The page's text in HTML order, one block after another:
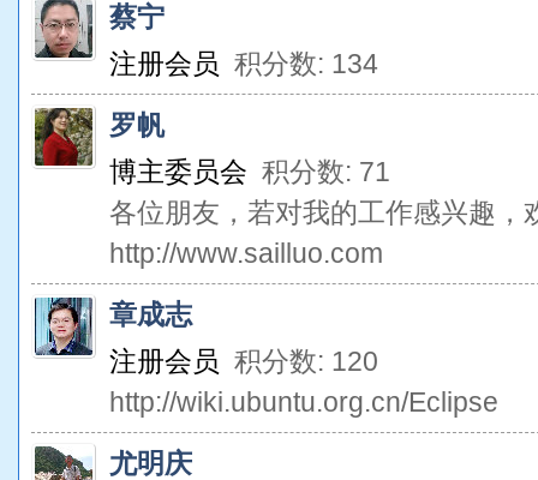
蔡宁
注册会员 积分数: 134
罗帆
博主委员会 积分数: 71
各位朋友，若对我的工作感兴趣，
http://www.sailluo.com
章成志
注册会员 积分数: 120
http://wiki.ubuntu.org.cn/Eclipse
尤明庆